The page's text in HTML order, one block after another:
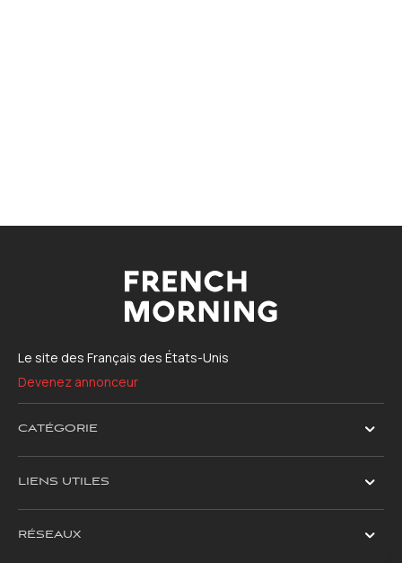
Le site des Français des États-Unis
Devenez annonceur
CATÉGORIE
LIENS UTILES
RÉSEAUX